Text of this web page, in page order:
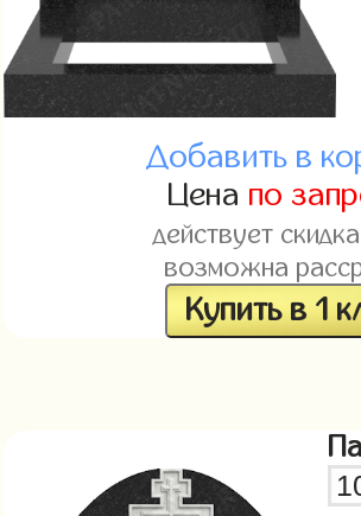
Добавить в
Цена по
действует
возможна
Купить в 1